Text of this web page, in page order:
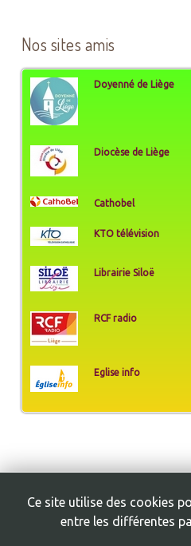
Nos sites amis
Doyenné de Liège
Diocèse de Liège
Cathobel
KTO télévision
Librairie Siloë
RCF radio
Eglise info
Ce site utilise des cookies
entre les différentes